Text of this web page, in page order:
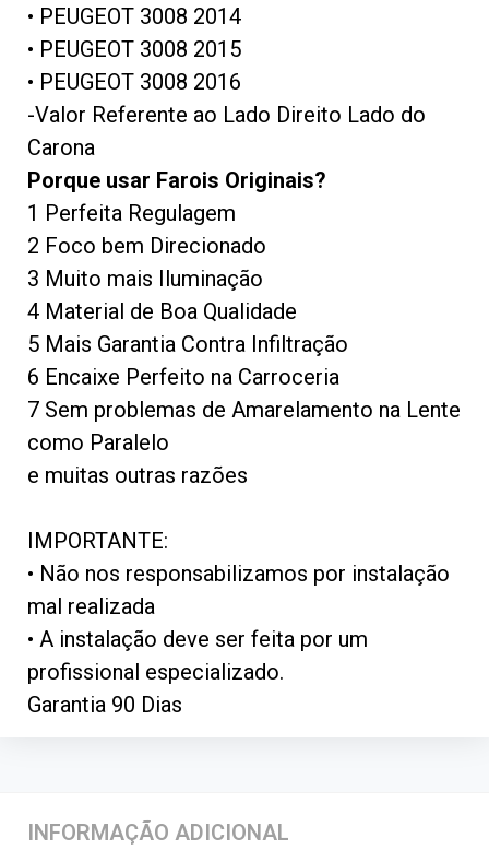
• PEUGEOT 3008 2014
• PEUGEOT 3008 2015
• PEUGEOT 3008 2016
-Valor Referente ao Lado Direito Lado do
Carona
Porque usar Farois Originais?
1 Perfeita Regulagem
2 Foco bem Direcionado
3 Muito mais Iluminação
4 Material de Boa Qualidade
5 Mais Garantia Contra Infiltração
6 Encaixe Perfeito na Carroceria
7 Sem problemas de Amarelamento na Lente
como Paralelo
e muitas outras razões
IMPORTANTE:
• Não nos responsabilizamos por instalação
mal realizada
• A instalação deve ser feita por um
profissional especializado.
Garantia 90 Dias
INFORMAÇÃO ADICIONAL